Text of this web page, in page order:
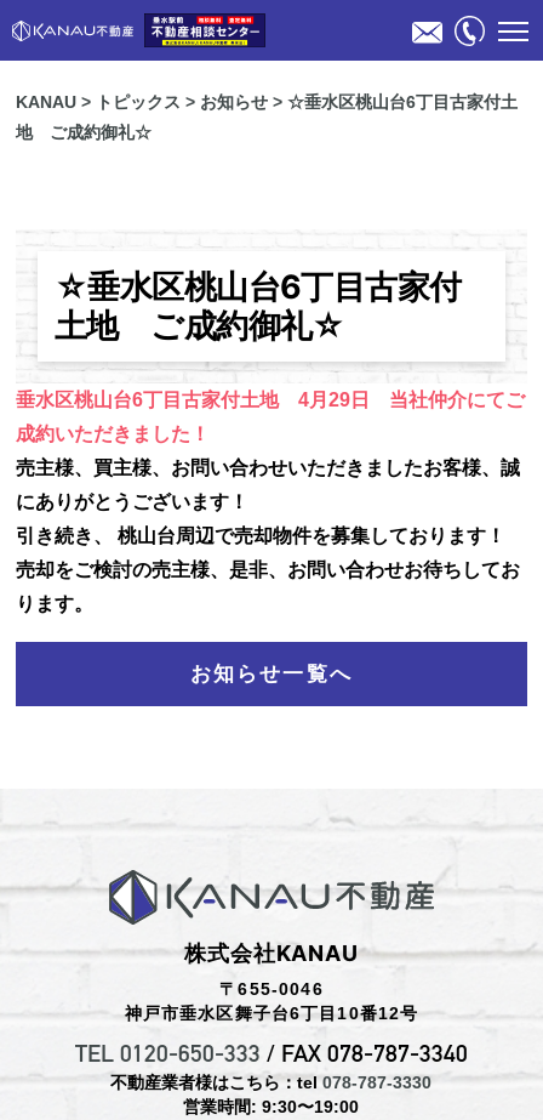
物件検索
不動産売却のご相談
スタッフ紹介
会社概要
お知らせ
KANAU > トピックス > お知らせ >☆垂水区桃山台6丁目古家付土
地 ご成約御礼☆
☆垂水区桃山台6丁目古家付
土地 ご成約御礼☆
垂水区桃山台6丁目古家付土地4月29日 当社仲介にてご
成約いただきました！
売主様、買主様、お問い合わせいただきましたお客様、誠
にありがとうございます！
引き続き、 桃山台周辺で売却物件を募集しております！
売却をご検討の売主様、是非、お問い合わせお待ちしてお
ります。
お知らせ一覧へ
株式会社KANAU
〒655-0046
神戸市垂水区舞子台6丁目10番12号
TEL 0120-650-333 / FAX 078-787-3340
不動産業者様はこちら：tel078-787-3330
営業時間: 9:30〜19:00